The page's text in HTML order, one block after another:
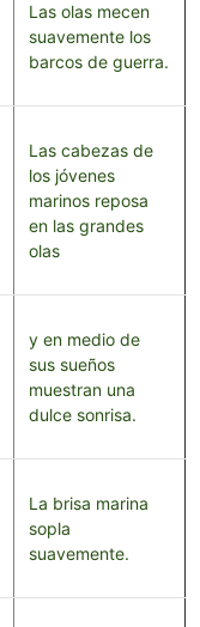
Las olas mecen
suavemente los
barcos de guerra.
Las cabezas de
los jóvenes
marinos reposa
en las grandes
olas
y en medio de
sus sueños
muestran una
dulce sonrisa.
La brisa marina
sopla
suavemente.